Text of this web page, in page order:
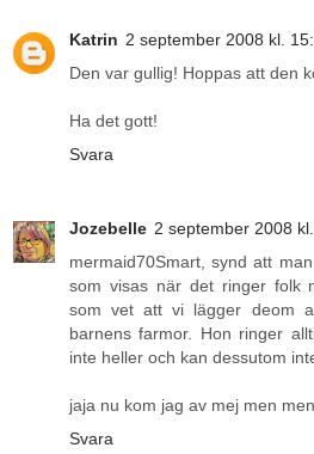
Katrin 2 september 2008 kl.
Den var gullig! Hoppas att den
Ha det gott!
Svara
Jozebelle 2 september 2008
mermaid70Smart, synd att
som visas när det ringer folk
som vet att vi lägger deom
barnens farmor. Hon ringer
inte heller och kan dessutom
jaja nu kom jag av mej men
Svara